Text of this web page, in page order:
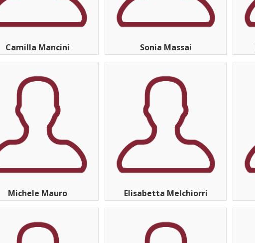
Camilla Mancini Sonia Massai
Michele Mauro Elisabetta Melchiorri